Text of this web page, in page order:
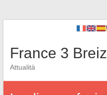
France 3
Attualità